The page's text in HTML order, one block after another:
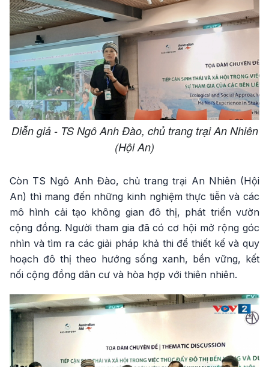
Diễn giả - TS Ngô Anh Đào, chủ trang trại An Nhiên
(Hội An)
Còn TS Ngô Anh Đào, chủ trang trại An Nhiên (Hội
An) thì mang đến những kinh nghiệm thực tiễn và các
mô hình cải tạo không gian đô thị, phát triển vườn
cộng đồng. Người tham gia đã có cơ hội mở rộng góc
nhìn và tìm ra các giải pháp khả thi để thiết kế và quy
hoạch đô thị theo hướng sống xanh, bền vững, kết
nối cộng đồng dân cư và hòa hợp với thiên nhiên.